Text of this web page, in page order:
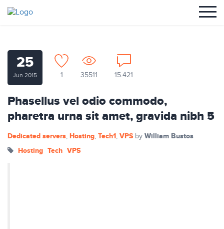
25
Jun 2015 1 35511 15.421
Phasellus vel odio commodo,
pharetra urna sit amet, gravida nibh 5
Dedicated servers, Hosting, Tech1, VPSby William Bustos
Hosting Tech VPS